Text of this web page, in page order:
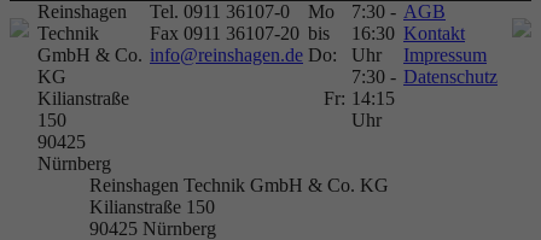
Reinshagen
Technik
GmbH & Co.
KG
Kilianstraße
150
90425
Nürnberg
Tel. 0911 36107-0
Fax 0911 36107-20
info@reinshagen.de
Mo
bis
Do:
7:30 -
16:30
Uhr
Fr:
7:30 -
14:15
Uhr
AGB
Kontakt
Impressum
Datenschutz
Reinshagen Technik GmbH & Co. KG
Kilianstraße 150
90425 Nürnberg